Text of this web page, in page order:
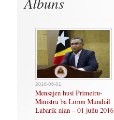
2016-06-01
Mensajen husi Primeiru-
Ministru ba Loron Mundiál
Labarik nian – 01 juñu 2016